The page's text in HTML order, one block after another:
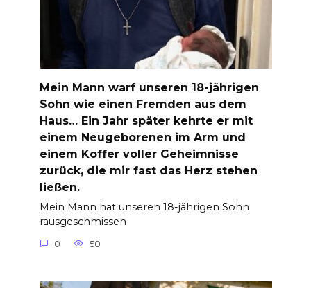
Mein Mann warf unseren 18-jährigen
Sohn wie einen Fremden aus dem
Haus… Ein Jahr später kehrte er mit
einem Neugeborenen im Arm und
einem Koffer voller Geheimnisse
zurück, die mir fast das Herz stehen
ließen.
Mein Mann hat unseren 18-jährigen Sohn
rausgeschmissen
0 50